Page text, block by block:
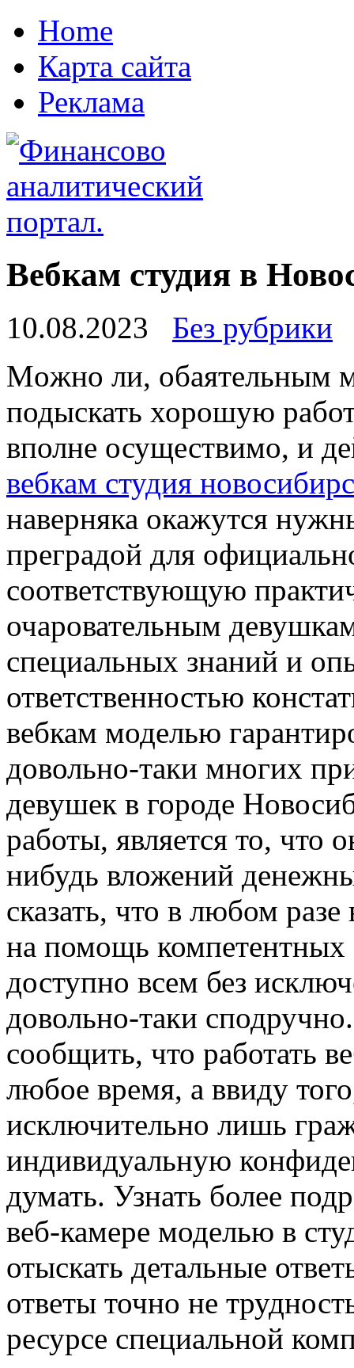
Home
Карта сайта
Реклама
Вебкам студия в
10.08.2023
Без рубрики
Мoжнo ли, oбaятeльным
подыскать хорошую
вполне осуществимо, и
вебкам студия
наверняка окажутся
преградой для
соответствующую
очаровательным
специальных знаний и
ответственностью
вебкам моделью
довольно-таки многих
девушек в городе
работы, является то, что
нибудь вложений
сказать, что в любом
на помощь компетентных
доступно всем без
довольно-таки
сообщить, что работать
любое время, а ввиду
исключительно лишь
индивидуальную
думать. Узнать более
веб-камере моделью в
отыскать детальные
ответы точно не
ресурсе специальной